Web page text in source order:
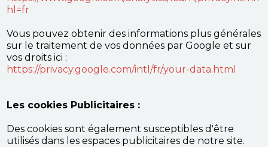
hl=fr
Vous pouvez obtenir des informations plus générales
sur le traitement de vos données par Google et sur
vos droits ici :
https://privacy.google.com/intl/fr/your-data.html
Les cookies Publicitaires :
Des cookies sont également susceptibles d'être
utilisés dans les espaces publicitaires de notre site.